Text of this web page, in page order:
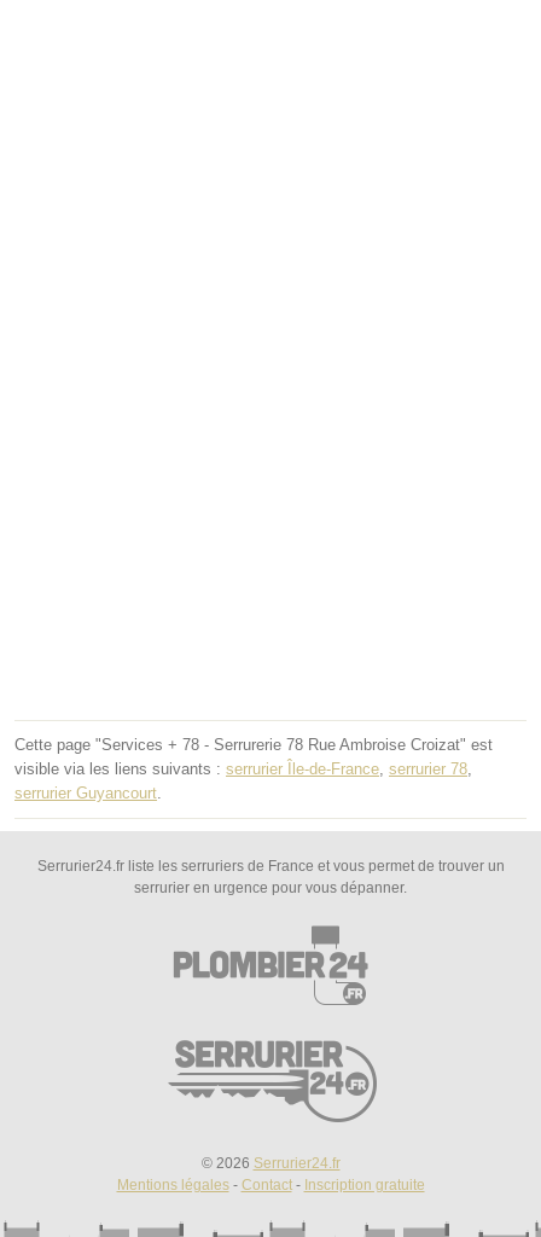
Cette page "Services + 78 - Serrurerie 78 Rue Ambroise Croizat" est
visible via les liens suivants : serrurier Île-de-France serrurier 78
serrurier Guyancourt
Serrurier24.fr liste les serruriers de France et vous permet de trouver un
serrurier en urgence pour vous dépanner.
© 2026 Serrurier24.fr
Mentions légales- Contact- Inscription gratuite